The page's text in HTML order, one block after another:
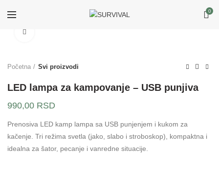
0
Početna Svi proizvodi
LED lampa za kampovanje – USB punjiva
990,00 RSD
Prenosiva LED kamp lampa sa USB punjenjem i kukom za
kačenje. Tri režima svetla (jako, slabo i stroboskop), kompaktna i
idealna za šator, pecanje i vanredne situacije.